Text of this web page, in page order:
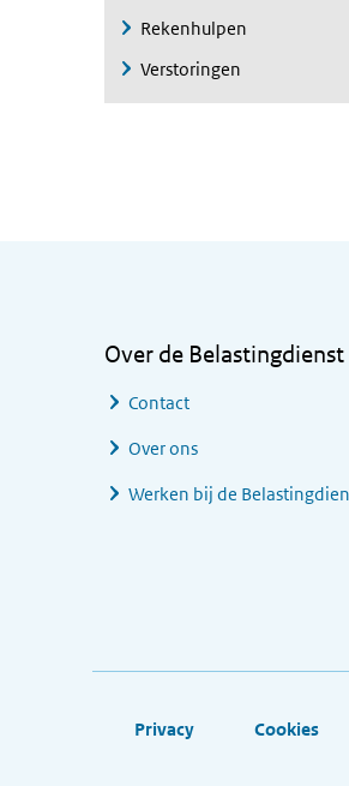
Rekenhulpen
Verstoringen
Over de Belastingdienst
Contact
Over ons
Werken bij de
Footer links
Privacy Cookies